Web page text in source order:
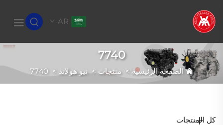
AR
7740
الصفحة الرئيسية >منتجات >نيو هولاند >
7740
كل المنتجات